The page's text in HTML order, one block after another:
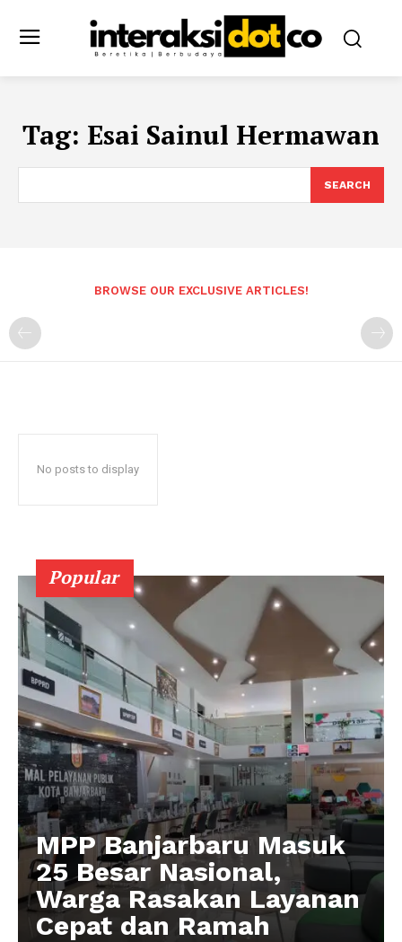
Tag: Esai Sainul Hermawan
SEARCH
BROWSE OUR EXCLUSIVE ARTICLES!
No posts to display
Popular
MPP Banjarbaru Masuk
25 Besar Nasional,
Warga Rasakan Layanan
Cepat dan Ramah